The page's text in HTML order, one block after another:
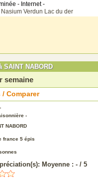
- Internet -
Nasium Verdun Lac du der
SAINT NABORD
semaine
Comparer
-
NABORD
france 5 épis
Moyenne : - / 5